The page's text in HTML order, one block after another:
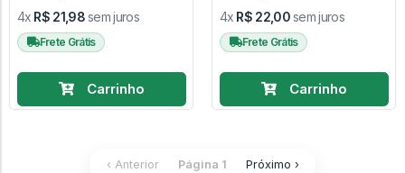
4x R$ 21,98sem juros
Frete Grátis
Carrinho
4x R$ 22,00sem juros
Frete Grátis
Carrinho
‹ Anterior Página 1 Próximo ›